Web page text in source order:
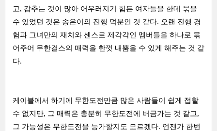
고, 감추는 것이 많아 어우러지기 힘든 여자들을 한데 묶을
수 있었던 것은 송은이의 진행 덕분인 것 같다. 오랜 진행 경
험과 그녀만의 재치와 센스로 제각각인 멤버들을 하나로 묶
어주어 무한걸스의 매력을 한껏 내뿜을 수 있게 해주는 것 같
다.
케이블에서 하기에 무한도전만큼 많은 사람들이 쉽게 접할
수 없지만, 그 매력은 충분히 무한도전에 버금가는 것 같고,
그 가능성은 무한도전을 능가할지도 모르겠다. 언젠가 한번